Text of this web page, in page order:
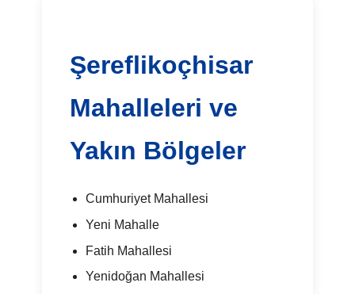
Şereflikoçhisar
Mahalleleri ve
Yakın Bölgeler
Cumhuriyet Mahallesi
Yeni Mahalle
Fatih Mahallesi
Yenidoğan Mahallesi